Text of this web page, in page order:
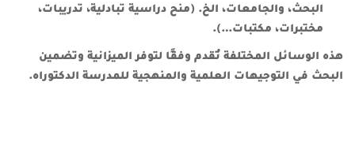
البحث، والجامعات، الخ. (منح دراسية تبادلية، تدريبات،
مختبرات، مكتبات…).
هذه الوسائل المختلفة تُقدم وفقًا لتوفر الميزانية وتضمين
البحث في التوجيهات العلمية والمنهجية للمدرسة الدكتوراه.